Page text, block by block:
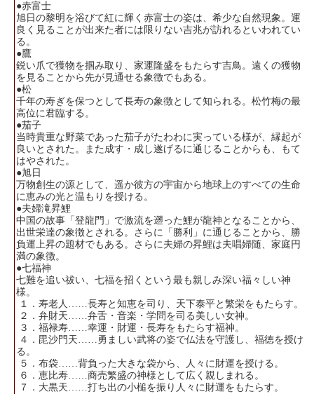
●赤富士
旭日の黎明を浴びて紅に輝く赤富士の姿は、希少な自然現象。運
良く見ることが出来た者には限りない吉兆が訪れるといわれてい
る。
●鷹
鋭い爪で獲物を掴み取り、家運隆盛をもたらす吉鳥。遠くの獲物
を見ることから先が見通せる象徴でもある。
●松
千年の寿ぎを保つとして長寿の象徴として知られる。松竹梅の最
高位に君臨する。
●茄子
当時貴重な野菜であった茄子がたわわに実っている様が、縁起が
良いとされた。また成す・成し遂げるに通じることからも、もて
はやされた。
●旭日
万物創生の源として、遥か彼方の宇宙から地球上のすべての生命
に恵みの光と温もりを授ける。
●夫婦滝昇鯉
中国の故事「登龍門」で激流を遡った鯉が龍神となることから、
出世栄達の象徴とされる。さらに「勝利」に通じることから、勝
負運上昇の題材でもある。さらに夫婦の昇鯉は夫唱婦随、家庭円
満の象徴。
●七福神
七難を追い祓い、七福を招くという最も親しみ深い福々しい神
様。
１．寿老人……長寿と知恵を司り、天下泰平と繁栄をもたらす。
２．弁財天……弁舌・音楽・学問を司る美しい女神。
３．福禄寿……幸運・財運・長寿をもたらす福神。
４．毘沙門天……勇ましい武将の姿で仏法を守護し、福徳を授け
る。
５．布袋……背負った大きな袋から、人々に財運を授ける。
６．恵比寿……商売繁盛の神様として広く親しまれる。
７．大黒天……打ち出の小槌を振り人々に財運をもたらす。